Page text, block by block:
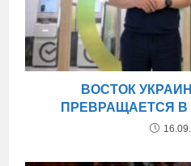
ВОСТОК
ПРЕВРАЩАЕТСЯ